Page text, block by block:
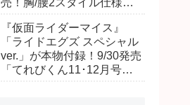
売！胸/腰2スタイル仕様！
ッシュ、ジャオ/バイト、ケ
イ/ショットボーンバックル
も！
『仮面ライダーマイス』
「ライドエグズ スペシャル
ver.」が本物付録！9/30発売
「てれびくん11･12月号」